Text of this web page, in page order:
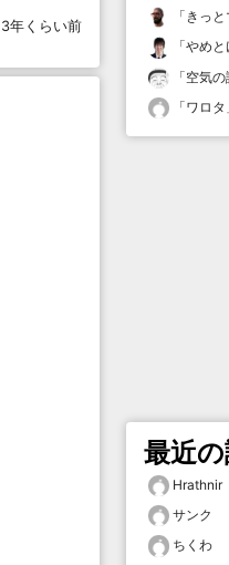
3年くらい前
「 きっ
「やめと
「空気
「ワロタ
最近
Hrathnir
サンク
ちくわ